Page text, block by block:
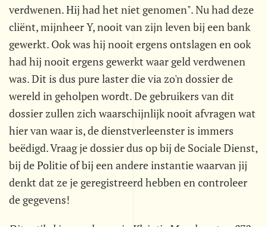
verdwenen. Hij had het niet genomen". Nu had deze
cliënt, mijnheer Y, nooit van zijn leven bij een bank
gewerkt. Ook was hij nooit ergens ontslagen en ook
had hij nooit ergens gewerkt waar geld verdwenen
was. Dit is dus pure laster die via zo'n dossier de
wereld in geholpen wordt. De gebruikers van dit
dossier zullen zich waarschijnlijk nooit afvragen wat
hier van waar is, de dienstverleenster is immers
beëdigd. Vraag je dossier dus op bij de Sociale Dienst,
bij de Politie of bij een andere instantie waarvan jij
denkt dat ze je geregistreerd hebben en controleer
de gegevens!